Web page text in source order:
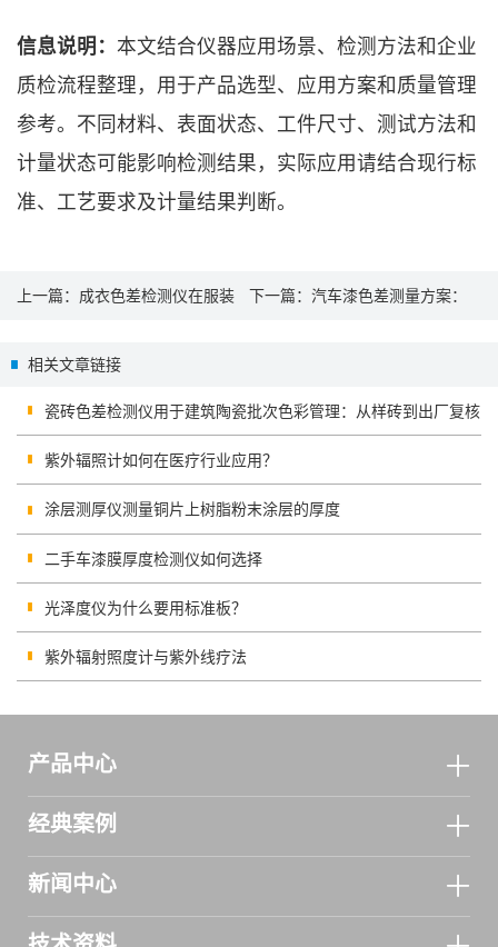
信息说明： 本文结合仪器应用场景、检测方法和企业
质检流程整理，用于产品选型、应用方案和质量管理
参考。不同材料、表面状态、工件尺寸、测试方法和
计量状态可能影响检测结果，实际应用请结合现行标
准、工艺要求及计量结果判断。
上一篇： 成衣色差检测仪在服装 下一篇： 汽车漆色差测量方案：
相关文章链接
瓷砖色差检测仪用于建筑陶瓷批次色彩管理：从样砖到出厂复核
紫外辐照计如何在医疗行业应用？
涂层测厚仪测量铜片上树脂粉末涂层的厚度
二手车漆膜厚度检测仪如何选择
光泽度仪为什么要用标准板？
紫外辐射照度计与紫外线疗法
产品中心
经典案例
新闻中心